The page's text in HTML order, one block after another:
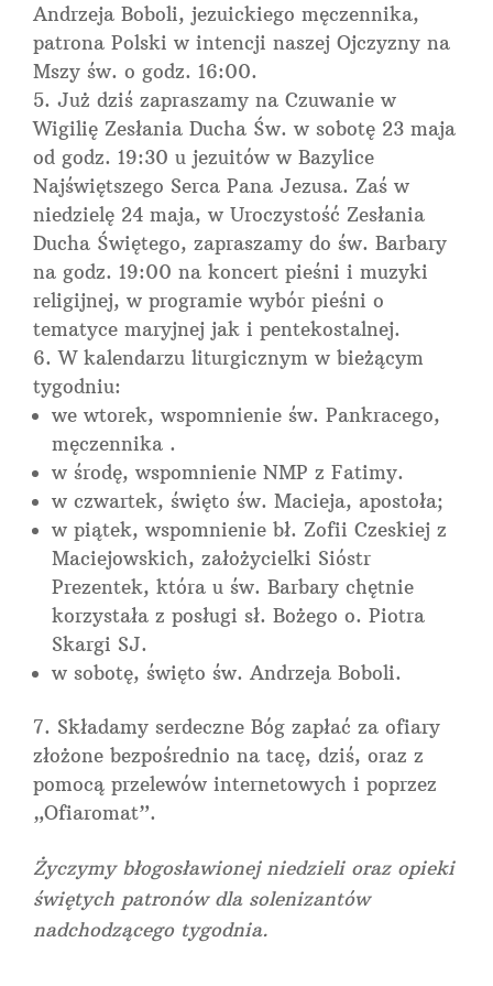
Andrzeja Boboli, jezuickiego męczennika,
patrona Polski w intencji naszej Ojczyzny na
Mszy św. o godz. 16:00.
Już dziś zapraszamy na Czuwanie w
Wigilię Zesłania Ducha Św. w sobotę 23 maja
od godz. 19:30 u jezuitów w Bazylice
Najświętszego Serca Pana Jezusa. Zaś w
niedzielę 24 maja, w Uroczystość Zesłania
Ducha Świętego, zapraszamy do św. Barbary
na godz. 19:00 na koncert pieśni i muzyki
religijnej, w programie wybór pieśni o
tematyce maryjnej jak i pentekostalnej.
W kalendarzu liturgicznym w bieżącym
tygodniu:
we wtorek, wspomnienie św. Pankracego,
męczennika .
w środę, wspomnienie NMP z Fatimy.
w czwartek, święto św. Macieja, apostoła;
w piątek, wspomnienie bł. Zofii Czeskiej z
Maciejowskich, założycielki Sióstr
Prezentek, która u św. Barbary chętnie
korzystała z posługi sł. Bożego o. Piotra
Skargi SJ.
w sobotę, święto św. Andrzeja Boboli.
Składamy serdeczne Bóg zapłać za ofiary
złożone bezpośrednio na tacę, dziś, oraz z
pomocą przelewów internetowych i poprzez
„Ofiaromat”.
Życzymy błogosławionej niedzieli oraz opieki
świętych patronów dla solenizantów
nadchodzącego tygodnia.